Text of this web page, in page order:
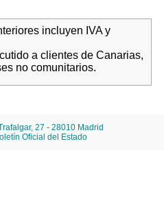
incluyen IVA y
a clientes de Canarias,
no comunitarios.
27 - 28010 Madrid
Oficial del Estado